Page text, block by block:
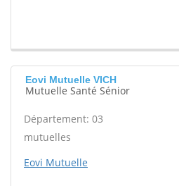
Eovi Mutuelle VICH
Mutuelle Santé Sénior
Département: 03
mutuelles
Eovi Mutuelle